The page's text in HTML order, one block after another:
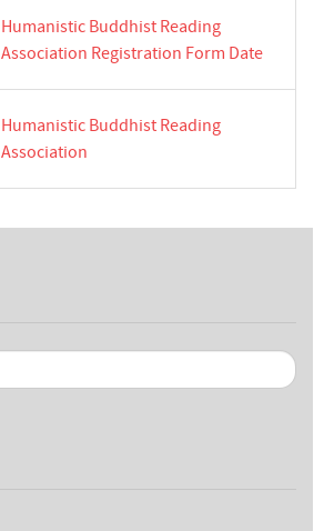
Humanistic Buddhist Reading
Association Registration Form Date
Humanistic Buddhist Reading
Association